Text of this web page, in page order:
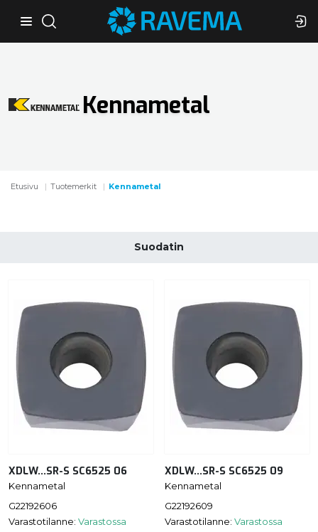
Etusivu Tuotemerkit Kennametal
Kennametal
Suodatin
XDLW...SR-S SC6525 06
Kennametal
G22192606
Varastotilanne: Varastossa
XDLW...SR-S SC6525 09
Kennametal
G22192609
Varastotilanne: Varastossa